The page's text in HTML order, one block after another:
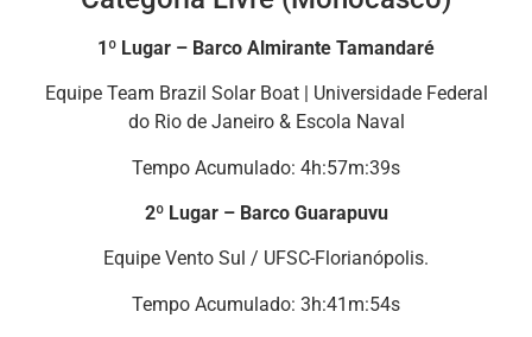
1º Lugar – Barco Almirante Tamandaré
Equipe Team Brazil Solar Boat | Universidade Federal
do Rio de Janeiro & Escola Naval
Tempo Acumulado: 4h:57m:39s
2º Lugar – Barco Guarapuvu
Equipe Vento Sul / UFSC-Florianópolis.
Tempo Acumulado: 3h:41m:54s